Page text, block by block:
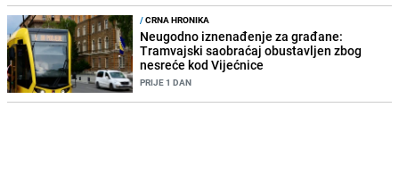
/CRNA HRONIKA
Neugodno iznenađenje za građane:
Tramvajski saobraćaj obustavljen zbog
nesreće kod Vijećnice
PRIJE 1 DAN